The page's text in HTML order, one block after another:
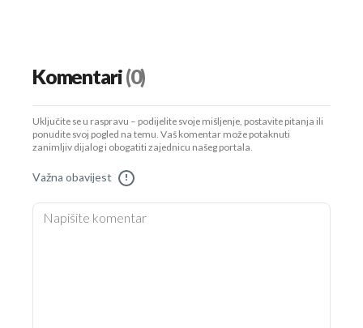
Komentari(0)
Uključite se u raspravu – podijelite svoje mišljenje, postavite pitanja ili
ponudite svoj pogled na temu. Vaš komentar može potaknuti
zanimljiv dijalog i obogatiti zajednicu našeg portala.
Važna obavijest !